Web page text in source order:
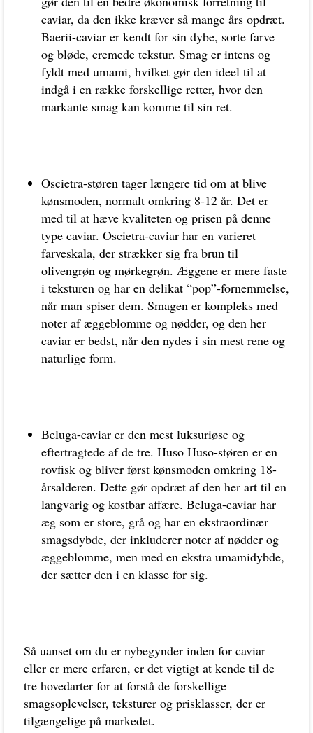
caviar, da den ikke kræver så mange års opdræt.
Baerii-caviar er kendt for sin dybe, sorte farve
og bløde, cremede tekstur. Smag er intens og
fyldt med umami, hvilket gør den ideel til at
indgå i en række forskellige retter, hvor den
markante smag kan komme til sin ret.
Oscietra-støren tager længere tid om at blive
kønsmoden, normalt omkring 8-12 år. Det er
med til at hæve kvaliteten og prisen på denne
type caviar. Oscietra-caviar har en varieret
farveskala, der strækker sig fra brun til
olivengrøn og mørkegrøn. Æggene er mere faste
i teksturen og har en delikat “pop”-fornemmelse,
når man spiser dem. Smagen er kompleks med
noter af æggeblomme og nødder, og den her
caviar er bedst, når den nydes i sin mest rene og
naturlige form.
Beluga-caviar er den mest luksuriøse og
eftertragtede af de tre. Huso Huso-støren er en
rovfisk og bliver først kønsmoden omkring 18-
årsalderen. Dette gør opdræt af den her art til en
langvarig og kostbar affære. Beluga-caviar har
æg som er store, grå og har en ekstraordinær
smagsdybde, der inkluderer noter af nødder og
æggeblomme, men med en ekstra umamidybde,
der sætter den i en klasse for sig.
Så uanset om du er nybegynder inden for caviar
eller er mere erfaren, er det vigtigt at kende til de
tre hovedarter for at forstå de forskellige
smagsoplevelser, teksturer og prisklasser, der er
tilgængelige på markedet.